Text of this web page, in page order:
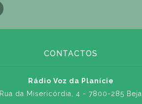
CONTACTOS
Rádio Voz da Planície
Rua da Misericórdia, 4 - 7800-285 Beja